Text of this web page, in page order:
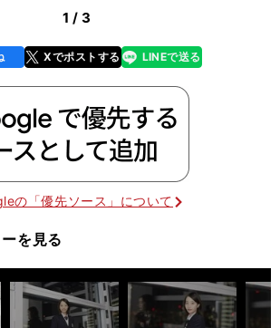
1 / 3
Xでポストする
line LINEで送る
の「優先ソース」について
を見る